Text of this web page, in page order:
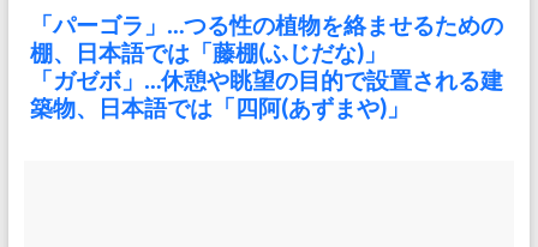
「パーゴラ」…つる性の植物を絡ませるための
棚、日本語では「藤棚(ふじだな)」
「ガゼボ」…休憩や眺望の目的で設置される建
築物、日本語では「四阿(あずまや)」